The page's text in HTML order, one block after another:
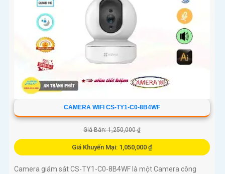
CAMERA WIFI CS-TY1-C0-8B4WF
Giá Bán: 1,250,000 ₫
Giá Khuyến Mại: 1,050,000 ₫
Camera giám sát CS-TY1-C0-8B4WF là một Camera công